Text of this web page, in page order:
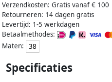
Verzendkosten: Gratis vanaf € 100
Retourneren: 14 dagen gratis
Levertijd: 1-5 werkdagen
Betaalmethodes:
Maten:
38
Specificaties